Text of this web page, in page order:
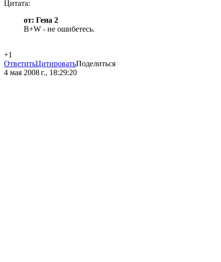
Цитата:
от: Гена 2
B+W - не ошибетесь.
+1
ОтветитьЦитироватьПоделиться
4 мая 2008 г., 18:29:20